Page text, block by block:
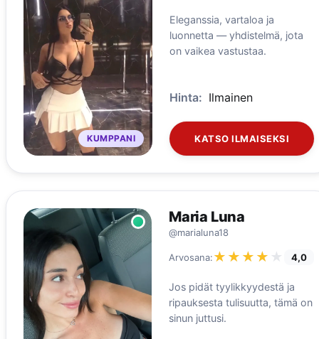
KUMPPANI
Eleganssia, vartaloa ja
luonnetta — yhdistelmä, jota
on vaikea vastustaa.
Hinta: Ilmainen
KATSO ILMAISEKSI
Maria Luna
@marialuna18
Arvosana:★★★★★
★★★★★ 4,0
Jos pidät tyylikkyydestä ja
ripauksesta tulisuutta, tämä on
sinun juttusi.